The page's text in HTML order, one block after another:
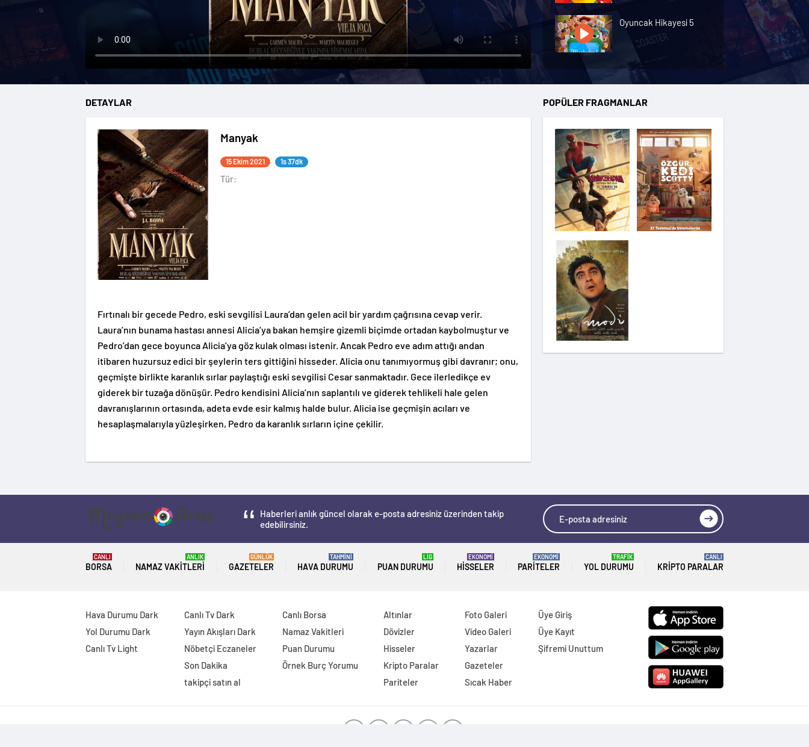
Oyuncak Hikayesi 5
Özgür Kedi Scotty
Hannas 3
Saplantı
Modi: Deliliğin
Kanadında Üç Gün
Pinokyo: Kanlı Masal
DETAYLAR
Manyak
15 Ekim 2021 1s 37dk
Tür:
Fırtınalı bir gecede Pedro, eski sevgilisi Laura’dan gelen acil bir yardım çağrısına cevap verir.
Laura’nın bunama hastası annesi Alicia’ya bakan hemşire gizemli biçimde ortadan kaybolmuştur ve
Pedro’dan gece boyunca Alicia’ya göz kulak olması istenir. Ancak Pedro eve adım attığı andan
itibaren huzursuz edici bir şeylerin ters gittiğini hisseder. Alicia onu tanımıyormuş gibi davranır; onu,
geçmişte birlikte karanlık sırlar paylaştığı eski sevgilisi Cesar sanmaktadır. Gece ilerledikçe ev
giderek bir tuzağa dönüşür. Pedro kendisini Alicia’nın saplantılı ve giderek tehlikeli hale gelen
davranışlarının ortasında, adeta evde esir kalmış halde bulur. Alicia ise geçmişin acıları ve
hesaplaşmalarıyla yüzleşirken, Pedro da karanlık sırların içine çekilir.
POPÜLER FRAGMANLAR
Haberleri anlık güncel olarak e-posta adresiniz üzerinden takip
edebilirsiniz.
BORSA
CANLI
NAMAZ VAKITLERI
ANLIK
GAZETELER
GÜNLÜK
HAVA DURUMU
TAHMİNİ
PUAN DURUMU
LİG
HISSELER
EKONOMİ
PARITELER
EKONOMİ
YOL DURUMU
TRAFİK
KRIPTO PARALAR
CANLI
Hava Durumu Dark
Yol Durumu Dark
Canlı Tv Light
Canlı Tv Dark
Yayın Akışları Dark
Nöbetçi Eczaneler
Son Dakika
takipçi satın al
Canlı Borsa
Namaz Vakitleri
Puan Durumu
Örnek Burç Yorumu
Altınlar
Dövizler
Hisseler
Kripto Paralar
Pariteler
Foto Galeri
Video Galeri
Yazarlar
Gazeteler
Sıcak Haber
Üye Giriş
Üye Kayıt
Şifremi Unuttum